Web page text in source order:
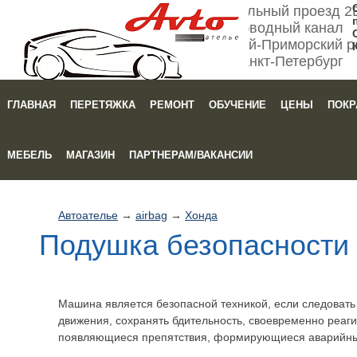
Мебельный проезд
Обводный канал
Кировский-Приморский
Санкт-Петербург
ГЛАВНАЯ ПЕРЕТЯЖКА РЕМОНТ ОБУЧЕНИЕ ЦЕНЫ
МЕБЕЛЬ МАГАЗИН ПАРТНЕРАМ/ВАКАНСИИ
Автоателье → airbag → Хонда
Подушка
Машина является безопасной техникой, если
движения, сохранять бдительность, своевременно
появляющиеся препятствия, формирующиеся